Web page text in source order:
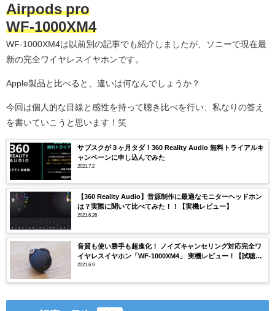
Airpods pro
WF-1000XM4
WF-1000XM4は以前別の記事でも紹介しましたが、ソニーで現在最
新の完全ワイヤレスイヤホンです。
Apple製品と比べると、違いは何なんでしょうか？
今回は個人的な目線と感性を持って聴き比べを行い、私なりの答え
を書いていこうと思います！笑
サブスクが３ヶ月タダ！360 Reality Audio 無料トライアルキ
ャンペーンに申し込んでみた
2021.7.2
【360 Reality Audio】音源制作に最適なモニターヘッドホン
は？実際に聞いて比べてみた！！【実機レビュー】
2021.6.26
音質も使い勝手も超進化！ ノイズキャンセリング対応完全ワ
イヤレスイヤホン「WF-1000XM4」 実機レビュー！【試聴
編】
2021.6.9